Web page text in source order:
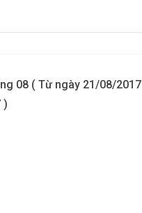
08 ( Từ ngày 21/08/2017
)